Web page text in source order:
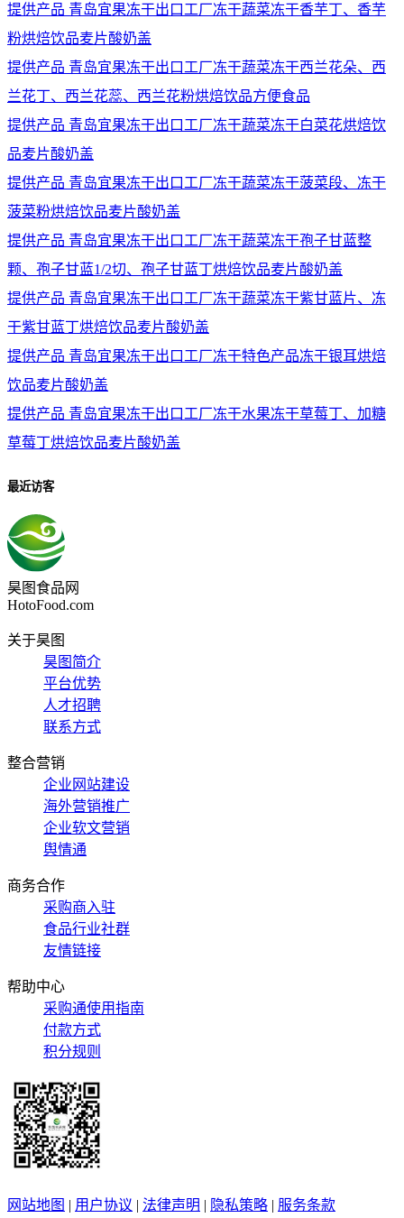
提供产品 青岛宜果冻干出口工厂冻干蔬菜冻干香芋丁、香芋
粉烘焙饮品麦片酸奶盖
提供产品 青岛宜果冻干出口工厂冻干蔬菜冻干西兰花朵、西
兰花丁、西兰花蕊、西兰花粉烘焙饮品方便食品
提供产品 青岛宜果冻干出口工厂冻干蔬菜冻干白菜花烘焙饮
品麦片酸奶盖
提供产品 青岛宜果冻干出口工厂冻干蔬菜冻干菠菜段、冻干
菠菜粉烘焙饮品麦片酸奶盖
提供产品 青岛宜果冻干出口工厂冻干蔬菜冻干孢子甘蓝整
颗、孢子甘蓝1/2切、孢子甘蓝丁烘焙饮品麦片酸奶盖
提供产品 青岛宜果冻干出口工厂冻干蔬菜冻干紫甘蓝片、冻
干紫甘蓝丁烘焙饮品麦片酸奶盖
提供产品 青岛宜果冻干出口工厂冻干特色产品冻干银耳烘焙
饮品麦片酸奶盖
提供产品 青岛宜果冻干出口工厂冻干水果冻干草莓丁、加糖
草莓丁烘焙饮品麦片酸奶盖
最近访客
昊图食品网
HotoFood.com
关于昊图
昊图简介
平台优势
人才招聘
联系方式
整合营销
企业网站建设
海外营销推广
企业软文营销
舆情通
商务合作
采购商入驻
食品行业社群
友情链接
帮助中心
采购通使用指南
付款方式
积分规则
网站地图 | 用户协议 | 法律声明 | 隐私策略 | 服务条款